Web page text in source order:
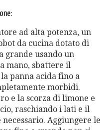
ad alta potenza, un
da cucina dotato di
grande usando un
mano, sbattere il
panna acida fino a
morbidi.
e la scorza di limone e
raschiando i lati e il
Aggiungere le